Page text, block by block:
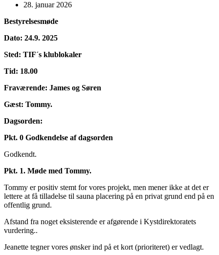
28. januar 2026
Bestyrelsesmøde
Dato: 24.9. 2025
Sted: TIF´s klublokaler
Tid: 18.00
Fraværende: James og Søren
Gæst: Tommy.
Dagsorden:
Pkt. 0 Godkendelse af dagsorden
Godkendt.
Pkt. 1. Møde med Tommy.
Tommy er positiv stemt for vores projekt, men mener ikke at det er
lettere at få tilladelse til sauna placering på en privat grund end på en
offentlig grund.
Afstand fra noget eksisterende er afgørende i Kystdirektoratets
vurdering..
Jeanette tegner vores ønsker ind på et kort (prioriteret) er vedlagt.